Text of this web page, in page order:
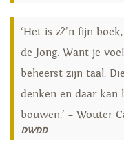
‘Het is z?’n fijn
de Jong. Want je
beheerst zijn taal.
denken en daar kan
bouwen.’ – Wouter
DWDD